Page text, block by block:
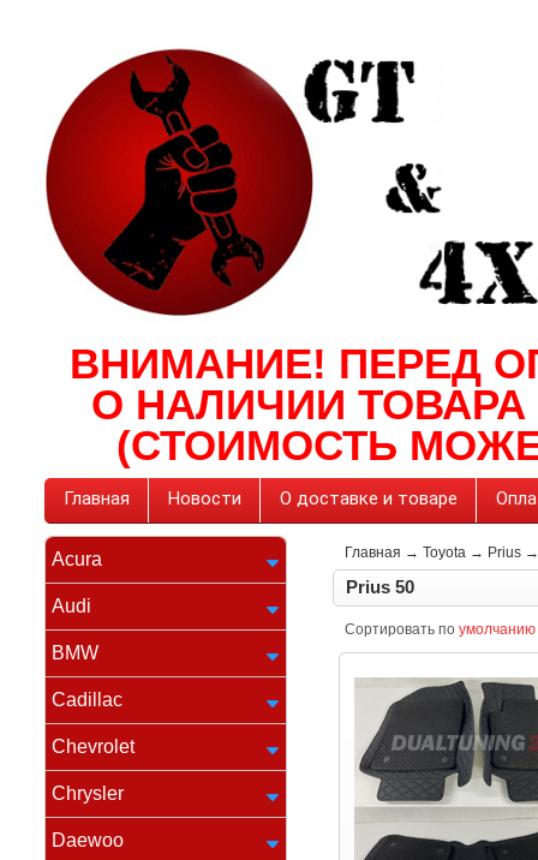
ВНИМАНИЕ! ПЕРЕД
О НАЛИЧИИ
(СТОИМОСТЬ
Главная Новости О доставке и товаре
Acura
Audi
BMW
Cadillac
Chevrolet
Chrysler
Daewoo
Главная → Toyota → Prius
Prius 50
Сортировать по умолчанию